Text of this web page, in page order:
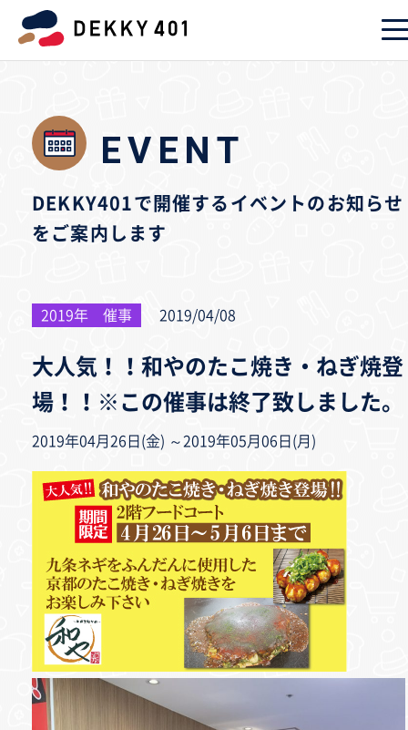
EVENT
DEKKY401で開催するイベントのお知らせ
をご案内します
2019年 催事 2019/04/08
大人気！！和やのたこ焼き・ねぎ焼登
場！！※この催事は終了致しました。
2019年04月26日(金) ～2019年05月06日(月)